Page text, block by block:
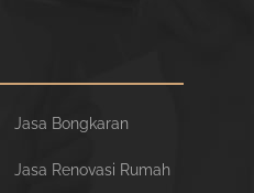
Jasa Bongkaran
Jasa Renovasi Rumah